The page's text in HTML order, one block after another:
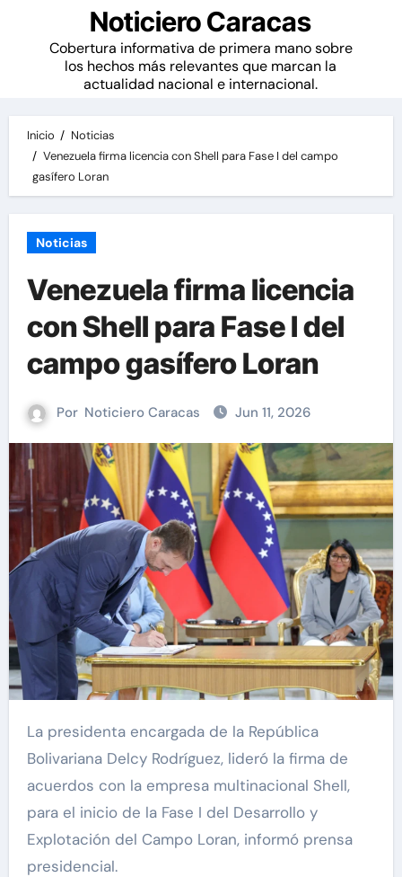
Noticiero Caracas
Cobertura informativa de primera mano sobre
los hechos más relevantes que marcan la
actualidad nacional e internacional.
Inicio
Noticias
Venezuela firma licencia con Shell para Fase I del campo
gasífero Loran
Noticias
Venezuela firma licencia
con Shell para Fase I del
campo gasífero Loran
Por Noticiero Caracas Jun 11, 2026
La presidenta encargada de la República
Bolivariana Delcy Rodríguez, lideró la firma de
acuerdos con la empresa multinacional Shell,
para el inicio de la Fase I del Desarrollo y
Explotación del Campo Loran, informó prensa
presidencial.